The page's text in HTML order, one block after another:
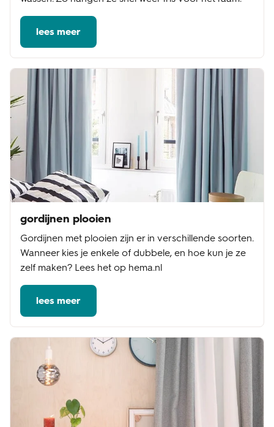
lees meer
gordijnen plooien
Gordijnen met plooien zijn er in verschillende soorten.
Wanneer kies je enkele of dubbele, en hoe kun je ze
zelf maken? Lees het op hema.nl
lees meer